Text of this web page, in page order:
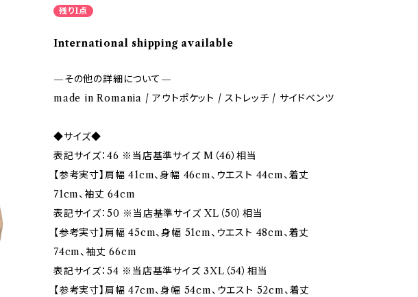
残り1点
International shipping available
—その他の詳細について—
made in Romania / アウトポケット / ストレッチ / サイドベンツ
◆サイズ◆
表記サイズ：46 ※当店基準サイズ M（46）相当
【参考実寸】肩幅 41cm、身幅 46cm、ウエスト 44cm、着丈
71cm、袖丈 64cm
表記サイズ：50 ※当店基準サイズ XL（50）相当
【参考実寸】肩幅 45cm、身幅 51cm、ウエスト 48cm、着丈
74cm、袖丈 66cm
表記サイズ：54 ※当店基準サイズ 3XL（54）相当
【参考実寸】肩幅 47cm、身幅 54cm、ウエスト 52cm、着丈